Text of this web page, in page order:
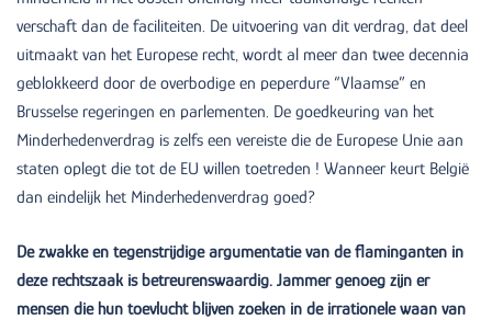
verschaft dan de faciliteiten. De uitvoering van dit verdrag, dat deel
uitmaakt van het Europese recht, wordt al meer dan twee decennia
geblokkeerd door de overbodige en peperdure “Vlaamse” en
Brusselse regeringen en parlementen. De goedkeuring van het
Minderhedenverdrag is zelfs een vereiste die de Europese Unie aan
staten oplegt die tot de EU willen toetreden ! Wanneer keurt België
dan eindelijk het Minderhedenverdrag goed?
De zwakke en tegenstrijdige argumentatie van de flaminganten in
deze rechtszaak is betreurenswaardig. Jammer genoeg zijn er
mensen die hun toevlucht blijven zoeken in de irrationele waan van